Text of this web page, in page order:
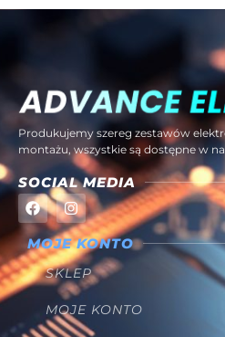
Produkujemy szereg zestawów
montażu, wszystkie są dostępne w
SOCIAL MEDIA
MOJE KONTO
SKLEP
MOJE KONTO